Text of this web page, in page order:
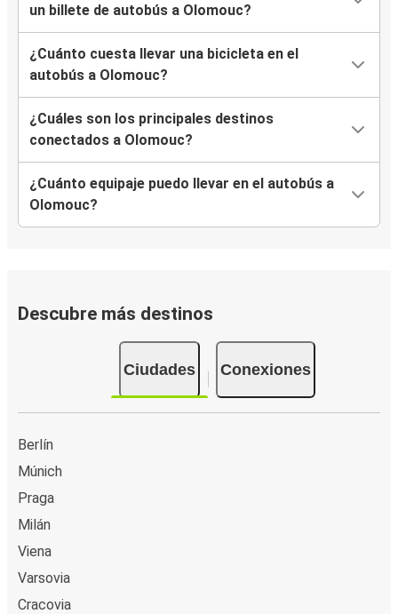
Bruselas
Olomouc
Bruselas
Olomouc
Olomouc
Bruselas
Olomouc
un billete de autobús a Olomouc?
¿Cuánto cuesta llevar una bicicleta en el
autobús a Olomouc?
¿Cuáles son los principales destinos
conectados a Olomouc?
¿Cuánto equipaje puedo llevar en el autobús a
Olomouc?
Descubre más destinos
Ciudades Conexiones
Berlín
Múnich
Praga
Milán
Viena
Varsovia
Cracovia